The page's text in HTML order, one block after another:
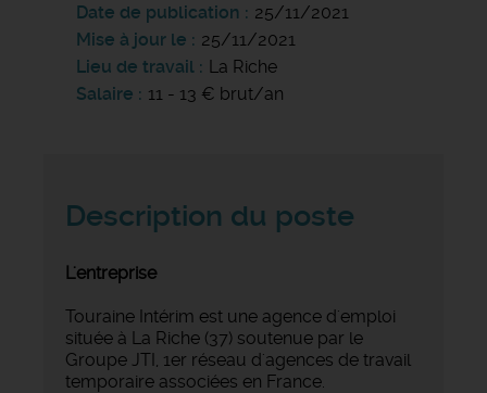
Date de publication
25/11/2021
Mise à jour le
25/11/2021
Lieu de travail
La Riche
Salaire
11 - 13 € brut/an
Description du poste
L'entreprise
Touraine Intérim est une agence d'emploi
située à La Riche (37) soutenue par le
Groupe JTI, 1er réseau d'agences de travail
temporaire associées en France.